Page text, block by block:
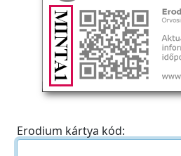
Erodium kártya kód: